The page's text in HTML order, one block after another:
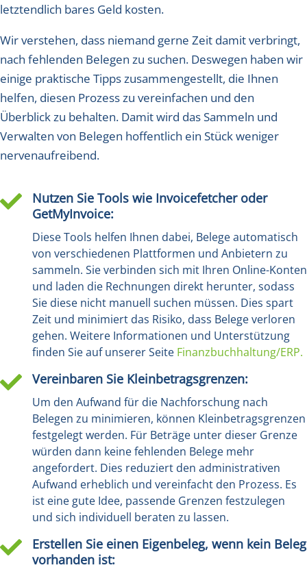
letztendlich bares Geld kosten.
Wir verstehen, dass niemand gerne Zeit damit verbringt,
nach fehlenden Belegen zu suchen. Deswegen haben wir
einige praktische Tipps zusammengestellt, die Ihnen
helfen, diesen Prozess zu vereinfachen und den
Überblick zu behalten. Damit wird das Sammeln und
Verwalten von Belegen hoffentlich ein Stück weniger
nervenaufreibend.

Nutzen Sie Tools wie Invoicefetcher oder
GetMyInvoice:
Diese Tools helfen Ihnen dabei, Belege automatisch
von verschiedenen Plattformen und Anbietern zu
sammeln. Sie verbinden sich mit Ihren Online-Konten
und laden die Rechnungen direkt herunter, sodass
Sie diese nicht manuell suchen müssen. Dies spart
Zeit und minimiert das Risiko, dass Belege verloren
gehen. Weitere Informationen und Unterstützung
finden Sie auf unserer Seite Finanzbuchhaltung/ERP.
 Vereinbaren Sie Kleinbetragsgrenzen:
Um den Aufwand für die Nachforschung nach
Belegen zu minimieren, können Kleinbetragsgrenzen
festgelegt werden. Für Beträge unter dieser Grenze
würden dann keine fehlenden Belege mehr
angefordert. Dies reduziert den administrativen
Aufwand erheblich und vereinfacht den Prozess. Es
ist eine gute Idee, passende Grenzen festzulegen
und sich individuell beraten zu lassen.

Erstellen Sie einen Eigenbeleg, wenn kein Beleg
vorhanden ist: